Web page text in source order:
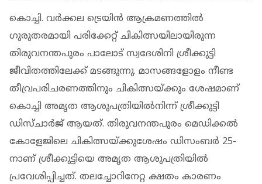
കൊച്ചി. വർക്കല ട്രെയിൻ ആക്രമണത്തിൽ ​
ഗുരുതരമായി പരിക്കേറ്റ് ചികിത്സയിലായിരുന്ന
തിരുവനന്തപുരം പാലോട് സ്വദേശിനി ശ്രീക്കുട്ടി
ജീവിതത്തിലേക്ക് മടങ്ങുന്നു. മാസങ്ങളോളം നീണ്ട
തീവ്രപരിചരണത്തിനും ചികിത്സയ്ക്കും ശേഷമാണ്
കൊച്ചി അമൃത ആശുപത്രിയിൽനിന്ന് ശ്രീക്കുട്ടി
ഡിസ്ചാർജ് ആയത്. തിരുവനന്തപുരം മെഡിക്കൽ
കോളേജിലെ ചികിത്സയ്ക്കുശേഷം ഡിസംബർ 25-
നാണ് ശ്രീക്കുട്ടിയെ അമൃത ആശുപത്രിയിൽ
പ്രവേശിപ്പിച്ചത്. തലച്ചോറിനേറ്റ ക്ഷതം കാരണം